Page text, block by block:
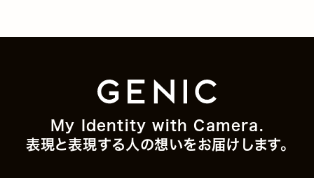
My Identity with Camera.
表現と表現する人の想いをお届けします。